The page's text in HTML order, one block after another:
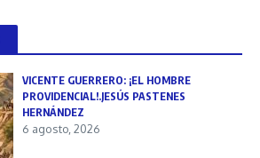
VICENTE GUERRERO: ¡EL HOMBRE
PROVIDENCIAL!.JESÚS PASTENES
HERNÁNDEZ
6 agosto, 2026